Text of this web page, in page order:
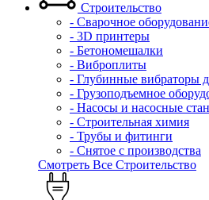
Строительство
- Сварочное
- 3D принтеры
- Бетономешалки
- Виброплиты
- Глубинные вибраторы
- Грузоподъемное
- Насосы и насосные
- Строительная химия
- Трубы и фитинги
- Снятое с производства
Смотреть Все Строительство